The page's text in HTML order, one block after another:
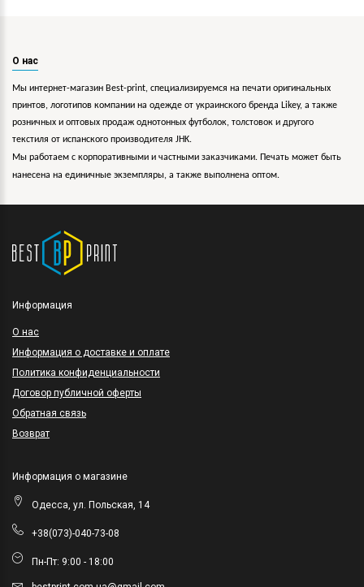
О нас
Мы интернет-магазин Best-print, специализируемся на печати оригинальных
принтов, логотипов компании на одежде от украинского бренда Likey, а также
розничных и оптовых продаж однотонных футболок, толстовок и другого
текстиля от испанского производителя JHK.
Мы работаем с корпоративными и частными заказчиками. Печать может быть
нанесена на единичные экземпляры, а также выполнена оптом.
Информация
O нас
Информация о доставке и оплате
Политика конфиденциальности
Договор публичной оферты
Обратная связь
Возврат
Информация о магазине
Одесса, ул. Польская, 14
+38(073)-040-73-08
Пн-Пт: 9:00 - 18:00